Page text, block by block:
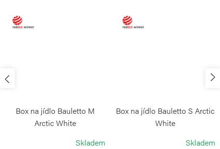
Box na jídlo Bauletto M
Arctic White
Skladem
Box na jídlo Bauletto S Arctic
White
Skladem